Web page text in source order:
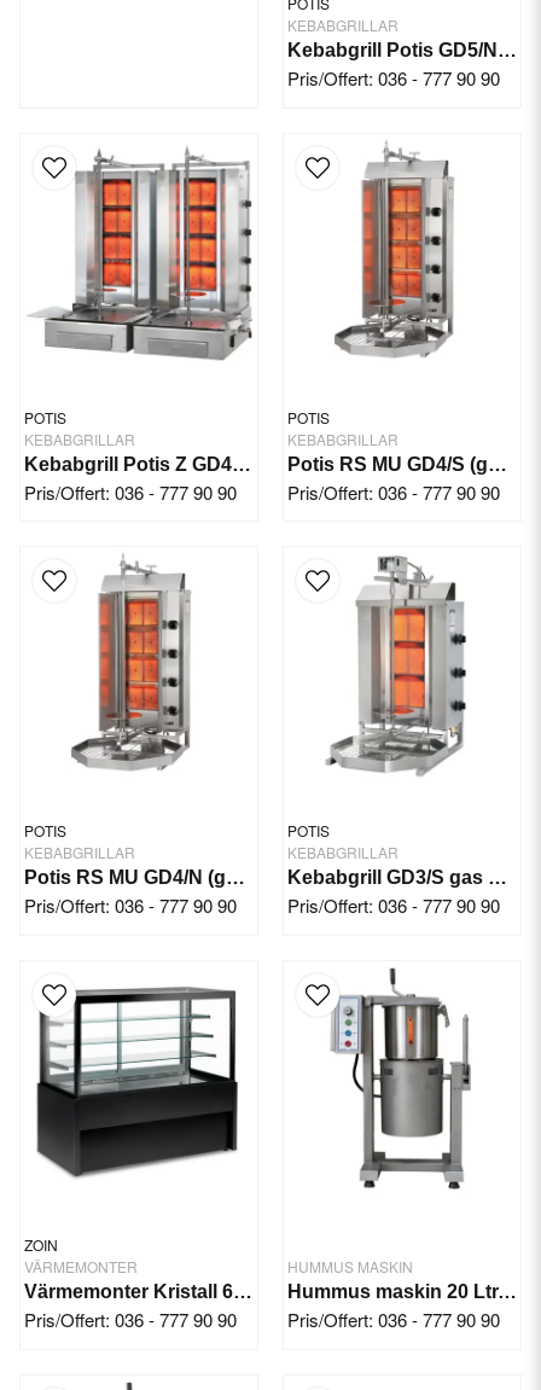
KEBABGRILLAR
Kebabgrill Potis GD5/N (gas) 120 kg 14 kW
Pris/Offert: 036 - 777 90 90
POTIS
KEBABGRILLAR
Kebabgrill Potis Z GD4/N (gas) 140 kg 2x 11,2 kW
Pris/Offert: 036 - 777 90 90
POTIS
KEBABGRILLAR
Potis RS MU GD4/S (gas) 70 kg 14 kW
Pris/Offert: 036 - 777 90 90
POTIS
KEBABGRILLAR
Potis RS MU GD4/N (gas) 70 kg 11,20 kW
Pris/Offert: 036 - 777 90 90
POTIS
KEBABGRILLAR
Kebabgrill GD3/S gas 10,50 kW 40Kg
Pris/Offert: 036 - 777 90 90
ZOIN
VÄRMEMONTER
Värmemonter Kristall 60 °C
Pris/Offert: 036 - 777 90 90
HUMMUS MASKIN
Hummus maskin 20 Ltr. 2.2 kW/220V
Pris/Offert: 036 - 777 90 90